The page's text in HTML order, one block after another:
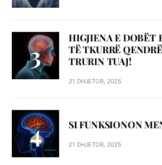
HIGJIENA E DOBËT
TË TKURRË
TRURIN TUAJ!
21 DHJETOR, 2025
SI FUNKSIONON
21 DHJETOR, 2025